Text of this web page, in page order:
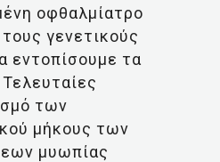
οφθαλμίατρο
γενετικούς
εντοπίσουμε τα
των
μήκους των
μυωπίας